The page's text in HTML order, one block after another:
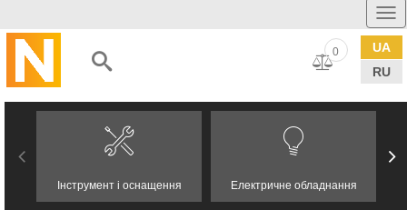
UA
RU
0
Інструмент і оснащення Електричне обладнання